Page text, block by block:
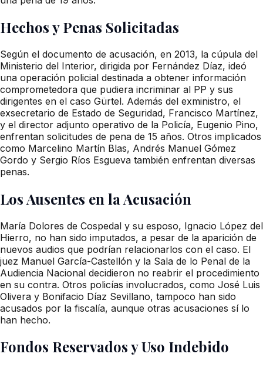
Hechos y Penas Solicitadas
Según el documento de acusación, en 2013, la cúpula del
Ministerio del Interior, dirigida por Fernández Díaz, ideó
una operación policial destinada a obtener información
comprometedora que pudiera incriminar al PP y sus
dirigentes en el caso Gürtel. Además del exministro, el
exsecretario de Estado de Seguridad, Francisco Martínez,
y el director adjunto operativo de la Policía, Eugenio Pino,
enfrentan solicitudes de pena de 15 años. Otros implicados
como Marcelino Martín Blas, Andrés Manuel Gómez
Gordo y Sergio Ríos Esgueva también enfrentan diversas
penas.
Los Ausentes en la Acusación
María Dolores de Cospedal y su esposo, Ignacio López del
Hierro, no han sido imputados, a pesar de la aparición de
nuevos audios que podrían relacionarlos con el caso. El
juez Manuel García-Castellón y la Sala de lo Penal de la
Audiencia Nacional decidieron no reabrir el procedimiento
en su contra. Otros policías involucrados, como José Luis
Olivera y Bonifacio Díaz Sevillano, tampoco han sido
acusados por la fiscalía, aunque otras acusaciones sí lo
han hecho.
Fondos Reservados y Uso Indebido